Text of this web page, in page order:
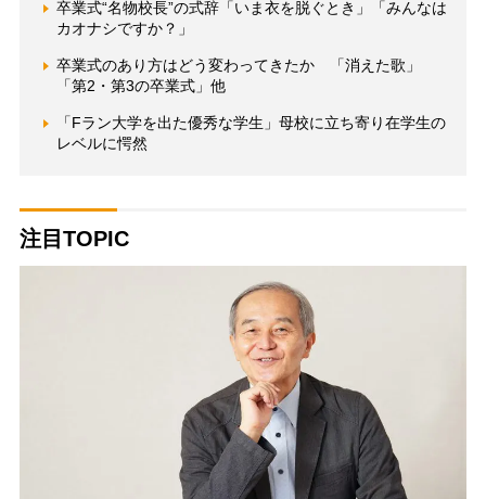
卒業式“名物校長”の式辞「いま衣を脱ぐとき」「みんなは
カオナシですか？」
卒業式のあり方はどう変わってきたか 「消えた歌」
「第2・第3の卒業式」他
「Fラン大学を出た優秀な学生」母校に立ち寄り在学生の
レベルに愕然
注目TOPIC